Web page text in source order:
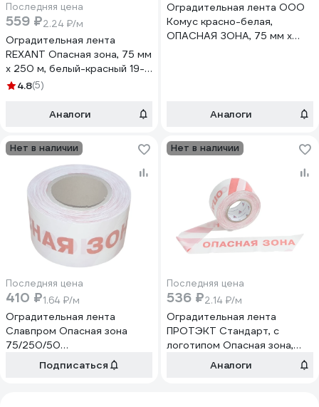
Последняя цена
559 ₽2.24 ₽/м
Оградительная лента
REXANT Опасная зона, 75 мм
х 250 м, белый-красный 19-
3027
4.8(5)
Аналоги
Оградительная лента ООО
Комус красно-белая,
ОПАСНАЯ ЗОНА, 75 мм х
Аналоги
Нет в наличии
Последняя цена
410 ₽1.64 ₽/м
Оградительная лента
Славпром Опасная зона
75/250/50
ОпаснаяЗона75/250/50
Подписаться
Нет в наличии
Последняя цена
536 ₽2.14 ₽/м
Оградительная лента
ПРОТЭКТ Стандарт, с
логотипом Опасная зона,
ЛО-250/75 Ст, Лог ОЗ, б/к
Аналоги